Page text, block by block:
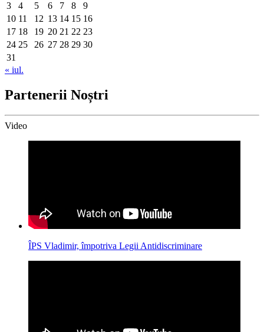
3
4 5 6 7 8
9
10 11 12 13 14 15 16
17 18 19 20 21 22 23
24 25 26 27 28 29 30
31
« iul.
Partenerii Noștri
Video
ÎPS Vladimir, împotriva Legii Antidiscriminare